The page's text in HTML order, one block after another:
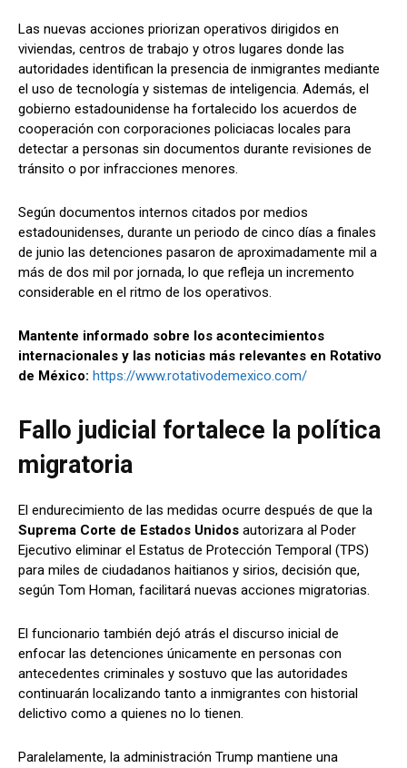
Las nuevas acciones priorizan operativos dirigidos en
viviendas, centros de trabajo y otros lugares donde las
autoridades identifican la presencia de inmigrantes mediante
el uso de tecnología y sistemas de inteligencia. Además, el
gobierno estadounidense ha fortalecido los acuerdos de
cooperación con corporaciones policiacas locales para
detectar a personas sin documentos durante revisiones de
tránsito o por infracciones menores.
Según documentos internos citados por medios
estadounidenses, durante un periodo de cinco días a finales
de junio las detenciones pasaron de aproximadamente mil a
más de dos mil por jornada, lo que refleja un incremento
considerable en el ritmo de los operativos.
Mantente informado sobre los acontecimientos
internacionales y las noticias más relevantes en Rotativo
de México: https://www.rotativodemexico.com/
Fallo judicial fortalece la política
migratoria
El endurecimiento de las medidas ocurre después de que la
Suprema Corte de Estados Unidos autorizara al Poder
Ejecutivo eliminar el Estatus de Protección Temporal (TPS)
para miles de ciudadanos haitianos y sirios, decisión que,
según Tom Homan, facilitará nuevas acciones migratorias.
El funcionario también dejó atrás el discurso inicial de
enfocar las detenciones únicamente en personas con
antecedentes criminales y sostuvo que las autoridades
continuarán localizando tanto a inmigrantes con historial
delictivo como a quienes no lo tienen.
Paralelamente, la administración Trump mantiene una